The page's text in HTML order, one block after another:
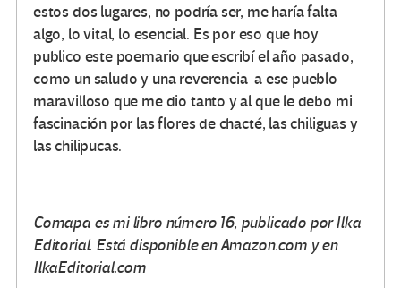
estos dos lugares, no podría ser, me haría falta
algo, lo vital, lo esencial. Es por eso que hoy
publico este poemario que escribí el año pasado,
como un saludo y una reverencia a ese pueblo
maravilloso que me dio tanto y al que le debo mi
fascinación por las flores de chacté, las chiliguas y
las chilipucas.
Comapa es mi libro número 16, publicado por Ilka
Editorial. Está disponible en Amazon.com y en
IlkaEditorial.com